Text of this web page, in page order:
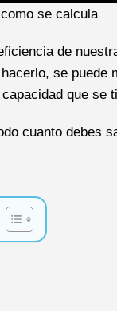
de
se puede
que se
cuanto debes